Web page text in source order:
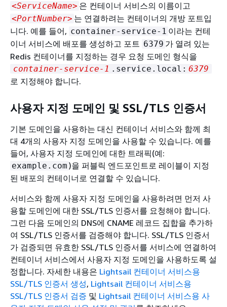
<ServiceName> 은 컨테이너 서비스의 이름이고
<PortNumber> 는 연결하려는 컨테이너의 개방 포트입
니다. 예를 들어, container-service-1 이라는 컨테
이너 서비스에 배포를 생성하고 포트 6379 가 열려 있는
Redis 컨테이너를 지정하는 경우 요청 도메인 형식을
container-service-1 .service.local: 6379
로 지정해야 합니다.
사용자 지정 도메인 및 SSL/TLS 인증서
기본 도메인을 사용하는 대신 컨테이너 서비스와 함께 최
대 4개의 사용자 지정 도메인을 사용할 수 있습니다. 예를
들어, 사용자 지정 도메인에 대한 트래픽(예:
example.com )을 퍼블릭 엔드포인트로 레이블이 지정
된 배포의 컨테이너로 연결할 수 있습니다.
서비스와 함께 사용자 지정 도메인을 사용하려면 먼저 사
용할 도메인에 대한 SSL/TLS 인증서를 요청해야 합니다.
그런 다음 도메인의 DNS에 CNAME 레코드 집합을 추가하
여 SSL/TLS 인증서를 검증해야 합니다. SSL/TLS 인증서
가 검증되면 유효한 SSL/TLS 인증서를 서비스에 연결하여
컨테이너 서비스에서 사용자 지정 도메인을 사용하도록 설
정합니다. 자세한 내용은 Lightsail 컨테이너 서비스용
SSL/TLS 인증서 생성, Lightsail 컨테이너 서비스용
SSL/TLS 인증서 검증 및 Lightsail 컨테이너 서비스용 사